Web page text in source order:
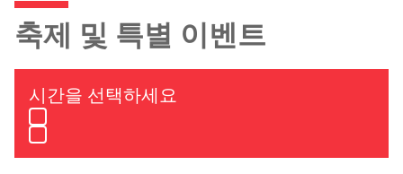
축제 및 특별 이벤트
시간을 선택하세요